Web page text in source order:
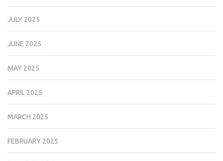
JULY 2025
JUNE 2025
MAY 2025
APRIL 2025
MARCH 2025
FEBRUARY 2025